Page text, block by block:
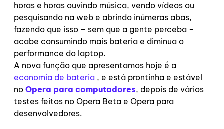
horas e horas ouvindo música, vendo vídeos ou
pesquisando na web e abrindo inúmeras abas,
fazendo que isso – sem que a gente perceba –
acabe consumindo mais bateria e diminua o
performance do laptop.
A nova função que apresentamos hoje é a
economia de bateria , e está prontinha e estável
no Opera para computadores, depois de vários
testes feitos no Opera Beta e Opera para
desenvolvedores.